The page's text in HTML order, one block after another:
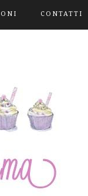
CONTATTI